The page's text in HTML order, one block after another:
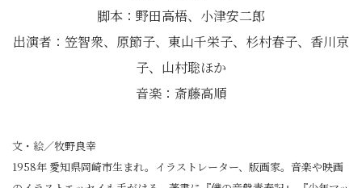
脚本：野田高梧、小津安二郎
出演者：笠智衆、原節子、東山千栄子、杉村春子、香川京
子、山村聡ほか
音楽：斎藤高順
文・絵／牧野良幸
1958年 愛知県岡崎市生まれ。イラストレーター、版画家。音楽や映画